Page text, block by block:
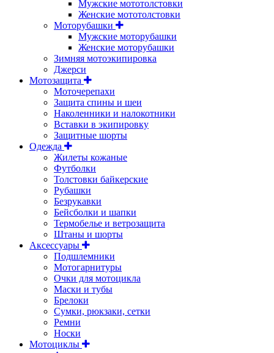
Мужские мототолстовки
Женские мототолстовки
Моторубашки
Мужские моторубашки
Женские моторубашки
Зимняя мотоэкипировка
Джерси
Мотозащита
Моточерепахи
Защита спины и шеи
Наколенники и налокотники
Вставки в экипировку
Защитные шорты
Одежда
Жилеты кожаные
Футболки
Толстовки байкерские
Рубашки
Безрукавки
Бейсболки и шапки
Термобелье и ветрозащита
Штаны и шорты
Аксессуары
Подшлемники
Мотогарнитуры
Очки для мотоцикла
Маски и тубы
Брелоки
Сумки, рюкзаки, сетки
Ремни
Носки
Мотоциклы